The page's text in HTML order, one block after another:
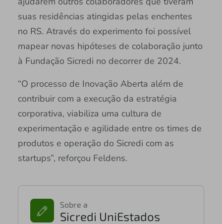
suas residências atingidas pelas enchentes
no RS. Através do experimento foi possível
mapear novas hipóteses de colaboração junto
à Fundação Sicredi no decorrer de 2024.
“O processo de Inovação Aberta além de
contribuir com a execução da estratégia
corporativa, viabiliza uma cultura de
experimentação e agilidade entre os times de
produtos e operação do Sicredi com as
startups”, reforçou Feldens.
Sobre a
Sicredi UniEstados